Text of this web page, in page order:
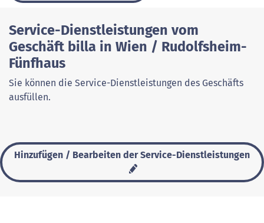
Service-Dienstleistungen vom
Geschäft billa in Wien / Rudolfsheim-
Fünfhaus
Sie können die Service-Dienstleistungen des Geschäfts
ausfüllen.
Hinzufügen / Bearbeiten der Service-Dienstleistungen